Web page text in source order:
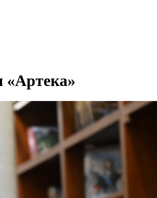
«Артека»